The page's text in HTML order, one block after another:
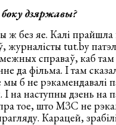
дзяржавы?
ж без яе. Калі
журналісты tut.by
справаў, каб там
да фільма. І там
б не рэкамендавалі
на наступны дзень на
тое, што МЗС не
Карацей,